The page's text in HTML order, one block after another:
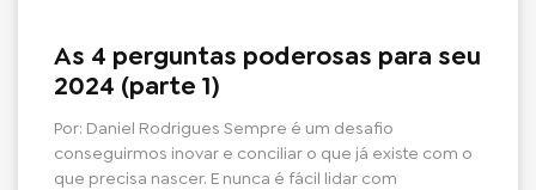
As 4 perguntas poderosas para seu
2024 (parte 1)
Por: Daniel Rodrigues Sempre é um desafio
conseguirmos inovar e conciliar o que já existe com o
que precisa nascer. E nunca é fácil lidar com